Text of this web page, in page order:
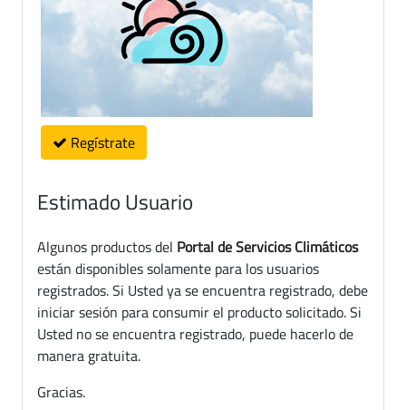
Regístrate
Estimado Usuario
Algunos productos del Portal de Servicios Climáticos
están disponibles solamente para los usuarios
registrados. Si Usted ya se encuentra registrado, debe
iniciar sesión para consumir el producto solicitado. Si
Usted no se encuentra registrado, puede hacerlo de
manera gratuita.
Gracias.